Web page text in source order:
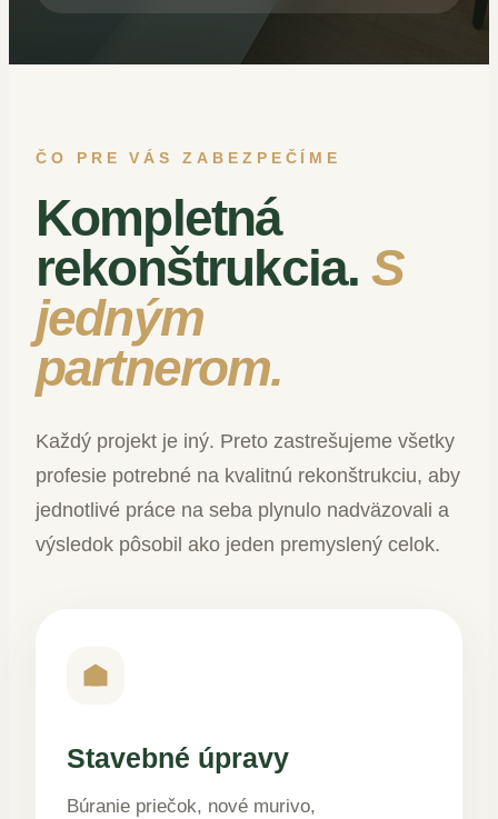
ČO PRE VÁS ZABEZPEČÍME
Kompletná
rekonštrukcia.S
jedným
partnerom.
Každý projekt je iný. Preto zastrešujeme všetky
profesie potrebné na kvalitnú rekonštrukciu, aby
jednotlivé práce na seba plynulo nadväzovali a
výsledok pôsobil ako jeden premyslený celok.
Stavebné úpravy
Búranie priečok, nové murivo,